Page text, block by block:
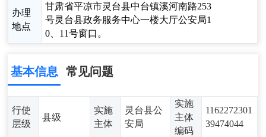
办理
地点
甘肃省平凉市灵台县中台镇溪河南路253
号灵台县政务服务中心一楼大厅公安局1
0、11号窗口。
基本信息 常见问题
行使
层级
县级
实施
主体
灵台县公
安局
实施
主体
编码
1162272301
39474044